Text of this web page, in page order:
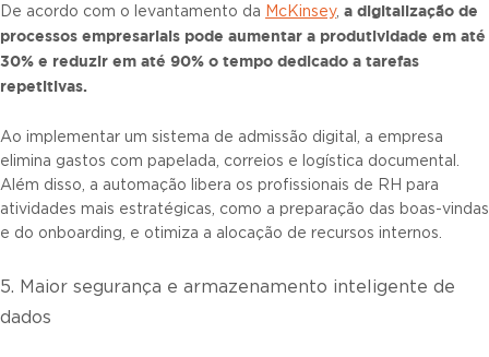
De acordo com o levantamento da McKinsey, a digitalização de
processos empresariais pode aumentar a produtividade em até
30% e reduzir em até 90% o tempo dedicado a tarefas
repetitivas.
Ao implementar um sistema de admissão digital, a empresa
elimina gastos com papelada, correios e logística documental.
Além disso, a automação libera os profissionais de RH para
atividades mais estratégicas, como a preparação das boas-vindas
e do onboarding, e otimiza a alocação de recursos internos.
5. Maior segurança e armazenamento inteligente de
dados